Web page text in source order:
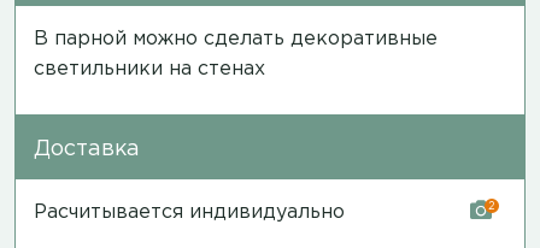
В парной можно сделать декоративные
светильники на стенах
Доставка
Расчитывается индивидуально 2